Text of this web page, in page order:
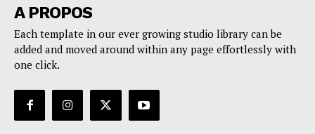
A PROPOS
Each template in our ever growing studio library can be
added and moved around within any page effortlessly with
one click.